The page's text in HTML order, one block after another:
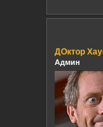
ДОктор
Админ